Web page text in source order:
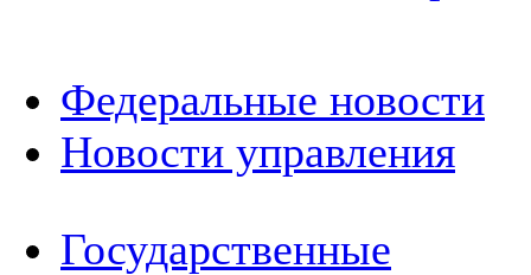
Федеральные новости
Новости управления
Государственные